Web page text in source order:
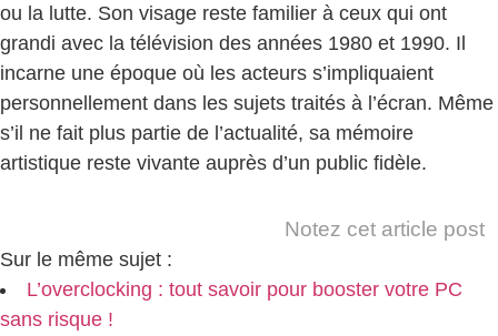
ou la lutte. Son visage reste familier à ceux qui ont
grandi avec la télévision des années 1980 et 1990. Il
incarne une époque où les acteurs s’impliquaient
personnellement dans les sujets traités à l’écran. Même
s’il ne fait plus partie de l’actualité, sa mémoire
artistique reste vivante auprès d’un public fidèle.
Notez cet article post
Sur le même sujet :
L’overclocking : tout savoir pour booster votre PC
sans risque !